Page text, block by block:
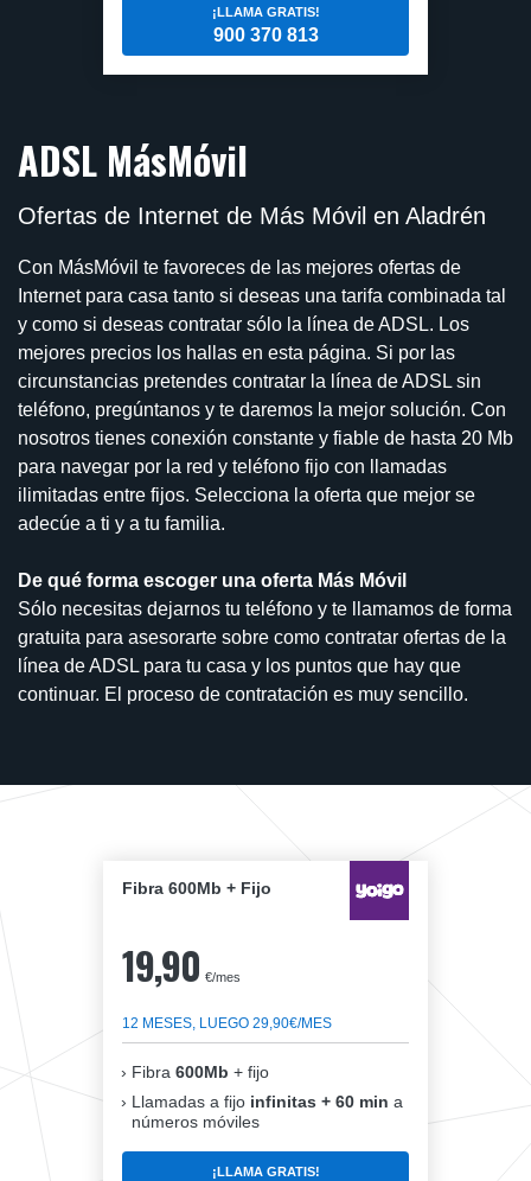
¡LLAMA GRATIS!
900 370 813
ADSL MásMóvil
Ofertas de Internet de Más Móvil en Aladrén
Con MásMóvil te favoreces de las mejores ofertas de
Internet para casa tanto si deseas una tarifa combinada tal
y como si deseas contratar sólo la línea de ADSL. Los
mejores precios los hallas en esta página. Si por las
circunstancias pretendes contratar la línea de ADSL sin
teléfono, pregúntanos y te daremos la mejor solución. Con
nosotros tienes conexión constante y fiable de hasta 20 Mb
para navegar por la red y teléfono fijo con llamadas
ilimitadas entre fijos. Selecciona la oferta que mejor se
adecúe a ti y a tu familia.
De qué forma escoger una oferta Más Móvil
Sólo necesitas dejarnos tu teléfono y te llamamos de forma
gratuita para asesorarte sobre como contratar ofertas de la
línea de ADSL para tu casa y los puntos que hay que
continuar. El proceso de contratación es muy sencillo.
Fibra 600Mb + Fijo
19,90 €/mes
12 MESES, LUEGO 29,90€/MES
Fibra 600Mb + fijo
Llamadas a fijo infinitas + 60 min a
números móviles
¡LLAMA GRATIS!